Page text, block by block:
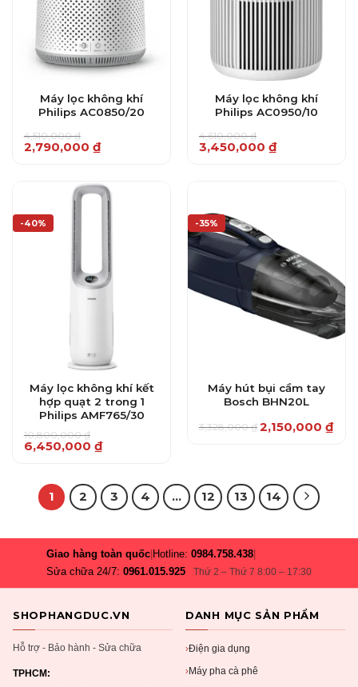
Máy lọc không khí
Philips AC0850/20
4,510,000₫
Giá
gốc
2,790,000 ₫
Giá
hiện
2,790,000 ₫.
Máy lọc không khí
Philips AC0950/10
4,610,000₫
Giá
gốc
3,450,000 ₫
Giá
hiện
-40%
Máy lọc không khí kết
hợp quạt 2 trong 1
Philips AMF765/30
10,800,000₫
Giá
gốc
6,450,000 ₫
Giá
hiện
6,450,000 ₫.
-35%
Máy hút bụi cầm tay
Bosch BHN20L
3,328,000₫
Giá
2,150,000₫
Giá
1 2 3 4 … 12 13 14
Giao hàng toàn quốc Hotline:0984.758.438
Sửa chữa 24/7:0961.015.925 Thứ 2 – Thứ 7 8:00 – 17:30
SHOPHANGDUC.VN
Hỗ trợ - Bảo hành - Sửa chữa
TPHCM:
DANH MỤC SẢN PHẨM
›Điện gia dụng
› Máy pha cà phê